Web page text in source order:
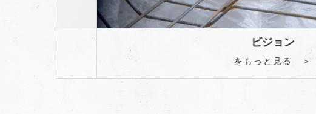
ビジョン
をもっと見る ＞